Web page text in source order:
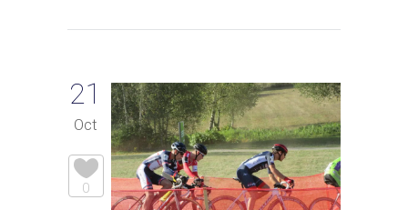
21
Oct
0